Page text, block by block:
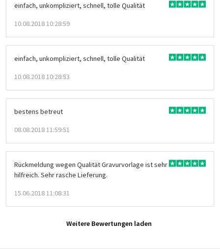
einfach, unkompliziert, schnell, tolle Qualität
10.08.2018 10:28:59
einfach, unkompliziert, schnell, tolle Qualität
10.08.2018 10:28:53
bestens betreut
08.08.2018 11:59:51
Rückmeldung wegen Qualität Gravurvorlage ist sehr
hilfreich. Sehr rasche Lieferung.
15.06.2018 11:08:31
Weitere Bewertungen laden